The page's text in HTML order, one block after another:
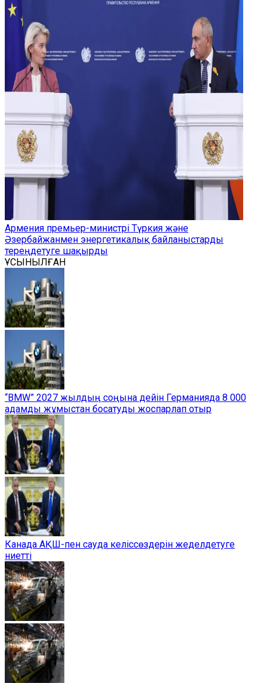
Армения премьер-министрі Түркия және
Әзербайжанмен энергетикалық байланыстарды
тереңдетуге шақырды
ҰСЫНЫЛҒАН
“BMW” 2027 жылдың соңына дейін Германияда 8 000
адамды жұмыстан босатуды жоспарлап отыр
Канада АҚШ-пен сауда келіссөздерін жеделдетуге
ниетті